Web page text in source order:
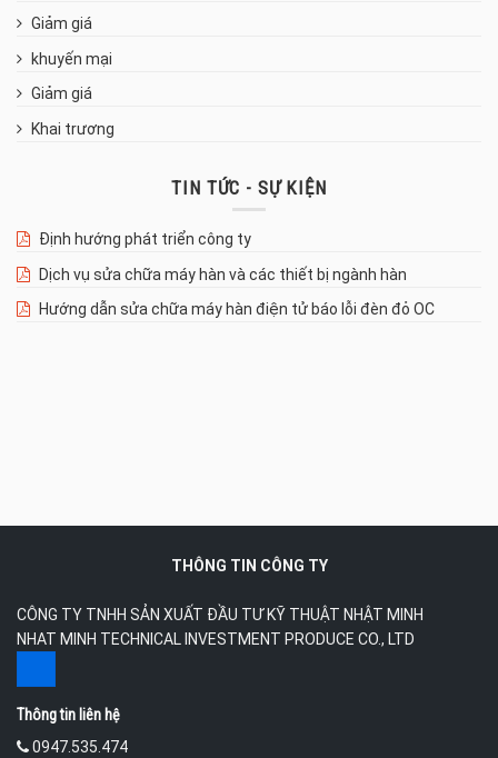
Giảm giá
khuyến mại
Giảm giá
Khai trương
TIN TỨC - SỰ KIỆN
Định hướng phát triển công ty
Dịch vụ sửa chữa máy hàn và các thiết bị ngành hàn
Hướng dẫn sửa chữa máy hàn điện tử báo lỗi đèn đỏ OC
THÔNG TIN CÔNG TY
CÔNG TY TNHH SẢN XUẤT ĐẦU TƯ KỸ THUẬT NHẬT MINH
NHAT MINH TECHNICAL INVESTMENT PRODUCE CO., LTD
Thông tin liên hệ
0947.535.474